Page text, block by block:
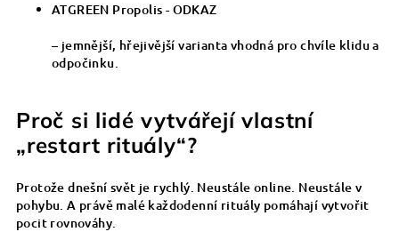
ATGREEN Propolis - ODKAZ
– jemnější, hřejivější varianta vhodná pro chvíle klidu a
odpočinku.
Proč si lidé vytvářejí vlastní
„restart rituály“?
Protože dnešní svět je rychlý. Neustále online. Neustále v
pohybu. A právě malé každodenní rituály pomáhají vytvořit
pocit rovnováhy.